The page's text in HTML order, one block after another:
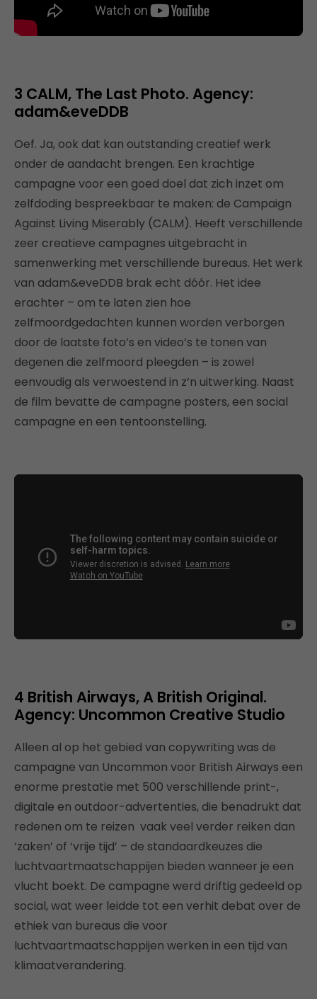
3 CALM, The Last Photo. Agency:
adam&eveDDB
Oef. Ja, ook dat kan outstanding creatief werk
onder de aandacht brengen. Een krachtige
campagne voor een goed doel dat zich inzet om
zelfdoding bespreekbaar te maken: de Campaign
Against Living Miserably (CALM). Heeft verschillende
zeer creatieve campagnes uitgebracht in
samenwerking met verschillende bureaus. Het werk
van adam&eveDDB brak echt dóór. Het idee
erachter – om te laten zien hoe
zelfmoordgedachten kunnen worden verborgen
door de laatste foto’s en video’s te tonen van
degenen die zelfmoord pleegden – is zowel
eenvoudig als verwoestend in z’n uitwerking. Naast
de film bevatte de campagne posters, een social
campagne en een tentoonstelling.
4 British Airways, A British Original.
Agency: Uncommon Creative Studio
Alleen al op het gebied van copywriting was de
campagne van Uncommon voor British Airways een
enorme prestatie met 500 verschillende print-,
digitale en outdoor-advertenties, die benadrukt dat
redenen om te reizen vaak veel verder reiken dan
‘zaken’ of ‘vrije tijd’ – de standaardkeuzes die
luchtvaartmaatschappijen bieden wanneer je een
vlucht boekt. De campagne werd driftig gedeeld op
social, wat weer leidde tot een verhit debat over de
ethiek van bureaus die voor
luchtvaartmaatschappijen werken in een tijd van
klimaatverandering.